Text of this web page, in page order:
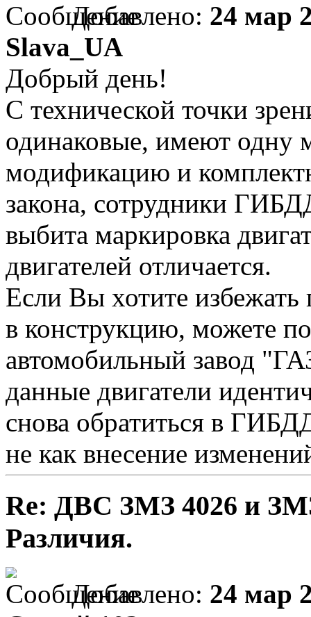
Добавлено: 24 мар
Slava_UA
Добрый день!
С технической точки
одинаковые, имеют одну
модификацию и
закона, сотрудники
выбита маркировка
двигателей отличается.
Если Вы хотите избежать
в конструкцию, можете
автомобильный завод
данные двигатели
снова обратиться в
не как внесение
Re: ДВС ЗМЗ 4026 и
Различия.
Добавлено: 24 мар